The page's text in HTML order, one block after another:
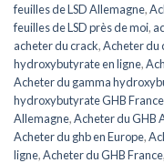
feuilles de LSD Allemagne,
feuilles de LSD près de moi,
acheter du crack,Acheter du
hydroxybutyrate en ligne,
Acheter du gamma
hydroxybutyrate GHB France
Allemagne,Acheter du GHB
Acheter du ghb en Europe,
ligne,Acheter du GHB France,